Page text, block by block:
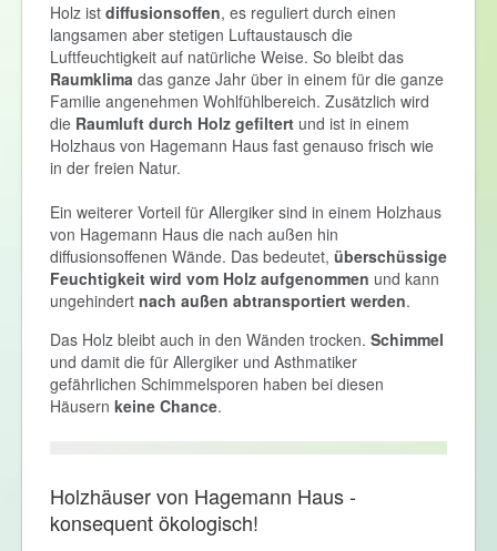
Holz ist diffusionsoffen, es reguliert durch einen
langsamen aber stetigen Luftaustausch die
Luftfeuchtigkeit auf natürliche Weise. So bleibt das
Raumklima das ganze Jahr über in einem für die ganze
Familie angenehmen Wohlfühlbereich. Zusätzlich wird
die Raumluft durch Holz gefiltert und ist in einem
Holzhaus von Hagemann Haus fast genauso frisch wie
in der freien Natur.
Ein weiterer Vorteil für Allergiker sind in einem Holzhaus
von Hagemann Haus die nach außen hin
diffusionsoffenen Wände. Das bedeutet, überschüssige
Feuchtigkeit wird vom Holz aufgenommen und kann
ungehindert nach außen abtransportiert werden.
Das Holz bleibt auch in den Wänden trocken. Schimmel
und damit die für Allergiker und Asthmatiker
gefährlichen Schimmelsporen haben bei diesen
Häusern keine Chance.
Holzhäuser von Hagemann Haus -
konsequent ökologisch!